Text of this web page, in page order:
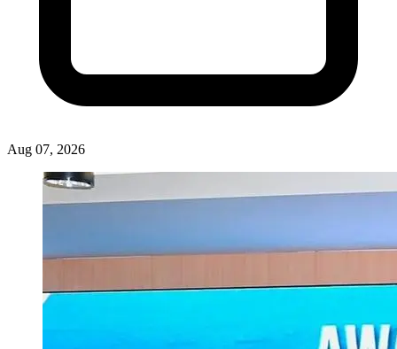
Aug 07, 2026